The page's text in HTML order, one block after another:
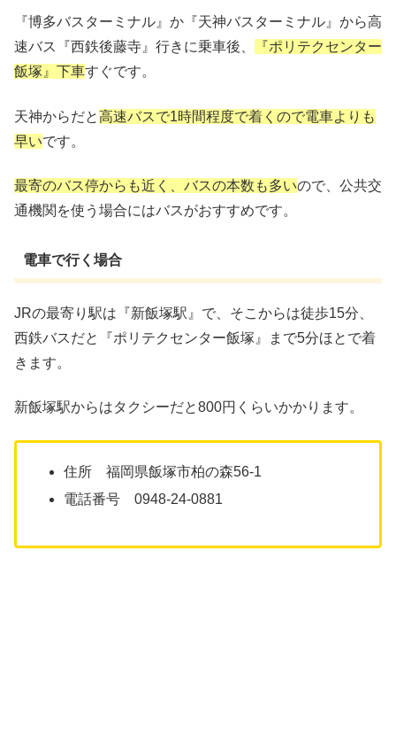
『博多バスターミナル』か『天神バスターミナル』から高
速バス『西鉄後藤寺』行きに乗車後、
『ポリテクセンター
飯塚』下車すぐです。
天神からだと高速バスで1時間程度で着くので電車よりも
早いです。
最寄のバス停からも近く、バスの本数も多いので、公共交
通機関を使う場合にはバスがおすすめです。
電車で行く場合
JRの最寄り駅は『新飯塚駅』で、そこからは徒歩15分、
西鉄バスだと『ポリテクセンター飯塚』まで5分ほとで着
きます。
新飯塚駅からはタクシーだと800円くらいかかります。
住所 福岡県飯塚市柏の森56-1
電話番号 0948-24-0881